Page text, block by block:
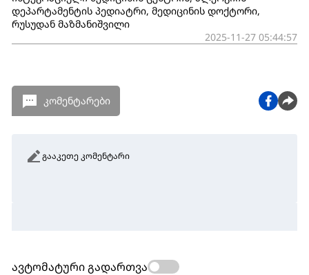
დეპარტამენტის პედიატრი, მედიცინის დოქტორი,
რუსუდან მაზმანიშვილი
2025-11-27 05:44:57
კომენტარები
გააკეთე კომენტარი
ავტომატური გადართვა